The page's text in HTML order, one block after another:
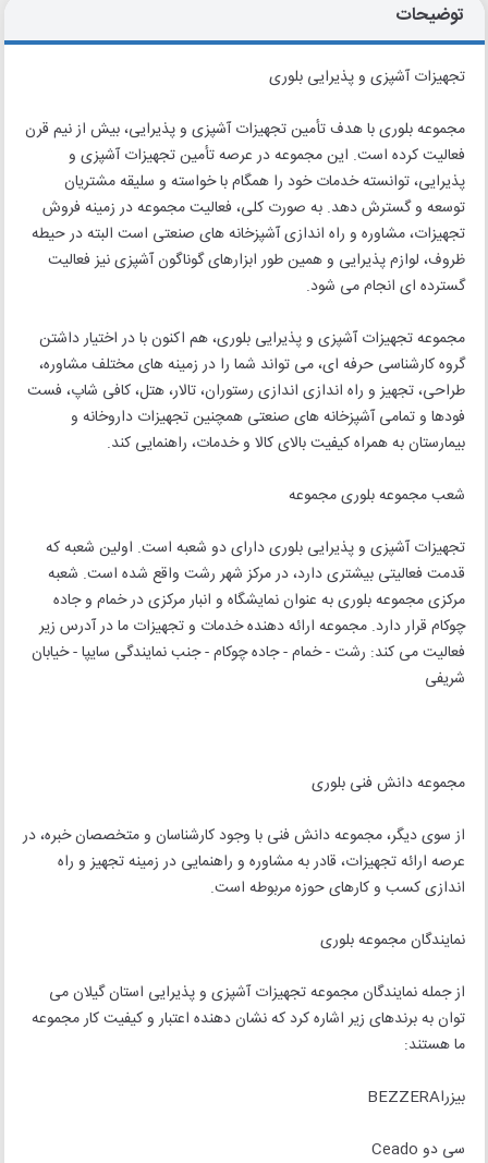
توضیحات
تجهیزات آشپزی و پذیرایی بلوری
مجموعه بلوری با هدف تأمین تجهیزات آشپزی و پذیرایی، بیش از نیم قرن
فعالیت کرده است. این مجموعه در عرصه تأمین تجهیزات آشپزی و
پذیرایی، توانسته خدمات خود را همگام با خواسته و سلیقه مشتریان
توسعه و گسترش دهد. به صورت کلی، فعالیت مجموعه در زمینه فروش
تجهیزات، مشاوره و راه اندازی آشپزخانه های صنعتی است البته در حیطه
ظروف، لوازم پذیرایی و همین طور ابزارهای گوناگون آشپزی نیز فعالیت
گسترده ای انجام می شود.
مجموعه تجهیزات آشپزی و پذیرایی بلوری، هم اکنون با در اختیار داشتن
گروه کارشناسی حرفه ای، می تواند شما را در زمینه های مختلف مشاوره،
طراحی، تجهیز و راه اندازی اندازی رستوران، تالار، هتل، کافی شاپ، فست
فودها و تمامی آشپزخانه های صنعتی همچنین تجهیزات داروخانه و
بیمارستان به همراه کیفیت بالای کالا و خدمات، راهنمایی کند.
شعب مجموعه بلوری مجموعه
تجهیزات آشپزی و پذیرایی بلوری دارای دو شعبه است. اولین شعبه که
قدمت فعالیتی بیشتری دارد، در مرکز شهر رشت واقع شده است. شعبه
مرکزی مجموعه بلوری به عنوان نمایشگاه و انبار مرکزی در خمام و جاده
چوکام قرار دارد. مجموعه ارائه دهنده خدمات و تجهیزات ما در آدرس زیر
فعالیت می کند: رشت - خمام - جاده چوکام - جنب نمایندگی سایپا - خیابان
شریفی
مجموعه دانش فنی بلوری
از سوی دیگر، مجموعه دانش فنی با وجود کارشناسان و متخصصان خبره، در
عرصه ارائه تجهیزات، قادر به مشاوره و راهنمایی در زمینه تجهیز و راه
اندازی کسب و کارهای حوزه مربوطه است.
نمایندگان مجموعه بلوری
از جمله نمایندگان مجموعه تجهیزات آشپزی و پذیرایی استان گیلان می
توان به برندهای زیر اشاره کرد که نشان دهنده اعتبار و کیفیت کار مجموعه
ما هستند:
بیزراBEZZERA
سی دو Ceado